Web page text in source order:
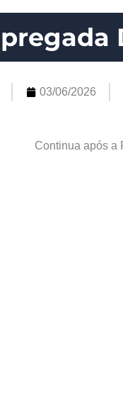
03/06/2026
Continua após a